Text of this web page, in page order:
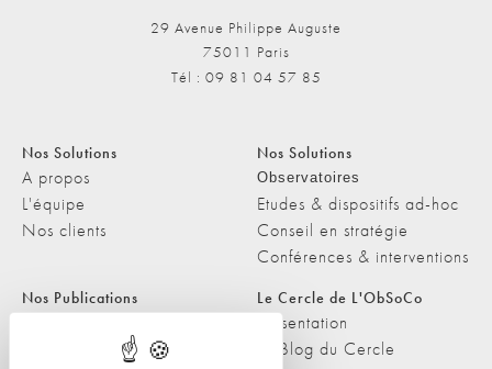
29 Avenue Philippe Auguste
75011 Paris
Tél : 09 81 04 57 85
Nos Solutions
A propos
L'équipe
Nos clients
Nos Solutions
Observatoires
Etudes & dispositifs ad-hoc
Conseil en stratégie
Conférences & interventions
Nos Publications
Les Podcasts de L'ObSoCo
Le Cercle de L'ObSoCo
Présentation
Le Blog du Cercle